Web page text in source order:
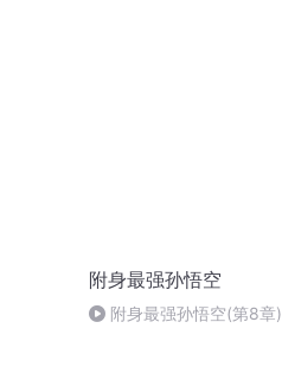
附身最强孙悟空
附身最强孙悟空(第8章)